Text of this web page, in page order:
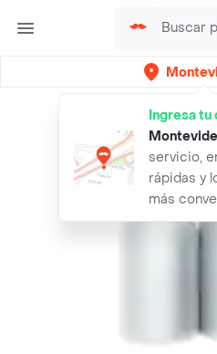
Ingresa tu
servicio,
rápidas y
más